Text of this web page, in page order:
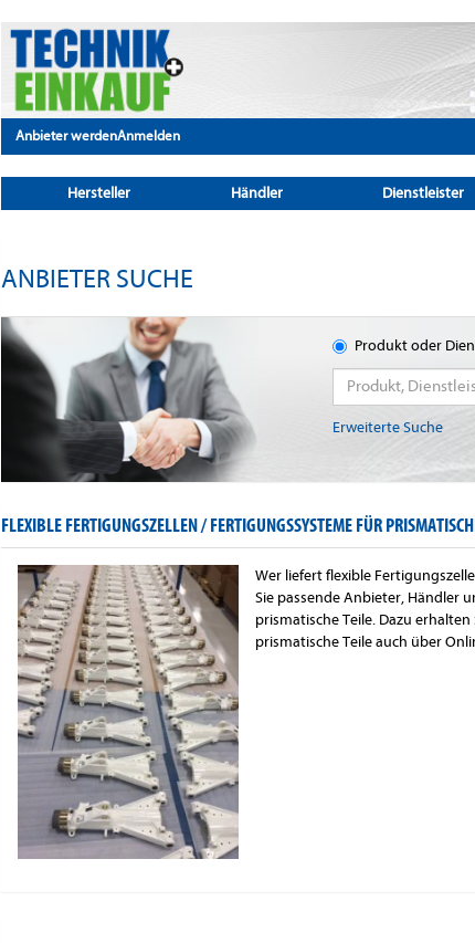
Anbieter werdenAnmelden
Hersteller Händler Dienstleister
ANBIETER SUCHE
Produkt oder
Erweiterte Suche
FLEXIBLE FERTIGUNGSZELLEN / FERTIGUNGSSYSTEME FÜR
Wer liefert flexible
Sie passende Anbieter, Händler
prismatische Teile. Dazu
prismatische Teile auch über